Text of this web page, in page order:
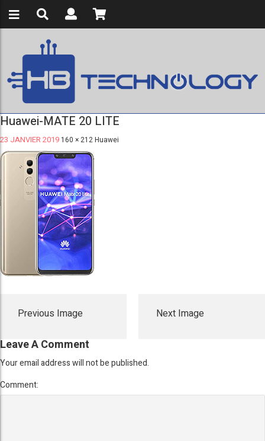
Huawei-MATE 20 LITE
23 JANVIER 2019 160 × 212Huawei
Previous Image Next Image
Leave A Comment
Your email address will not be published.
Comment: